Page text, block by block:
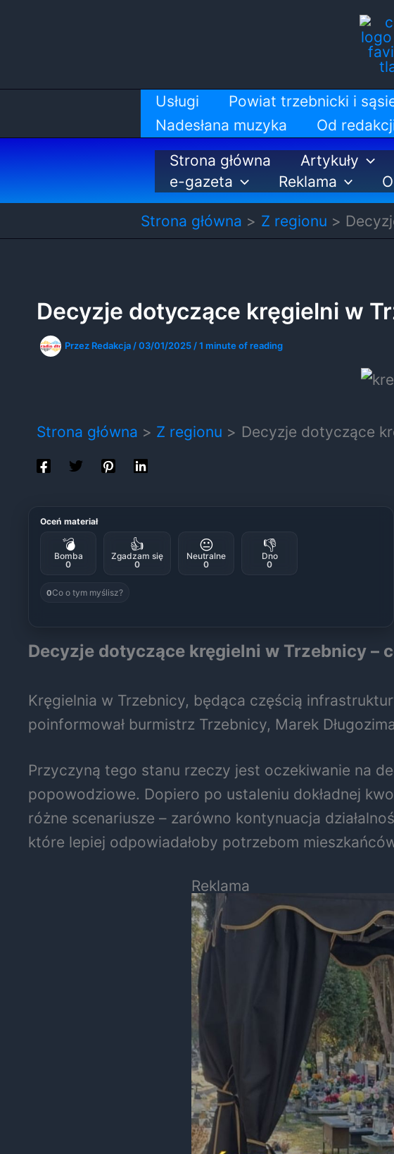
Usługi Powiat trzebnicki i
Nadesłana muzyka
Od
Strona główna
Artykuły
e-gazeta
Reklama
Strona główna
Z regionu
Decyzje dotyczące kręgielni w
Przez Redakcja /03/01/2025 /1 minute of reading
Strona główna Z regionu Decyzje dotyczące
Oceń materiał
💣
Bomba
0
👍
Zgadzam się
0
😐
Neutralne
0
👎
Dno
0
0Co o tym myślisz?
Decyzje dotyczące kręgielni w Trzebnicy –
Kręgielnia w Trzebnicy, będąca częścią
poinformował burmistrz Trzebnicy, Marek
Przyczyną tego stanu rzeczy jest oczekiwanie na
popowodziowe. Dopiero po ustaleniu dokładnej
różne scenariusze – zarówno kontynuacja
które lepiej odpowiadałoby potrzebom
Reklama